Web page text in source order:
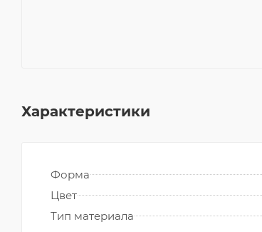
Характеристики
Форма
Цвет
Тип материала